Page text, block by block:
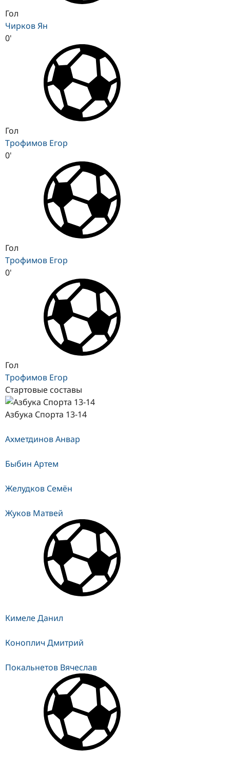
Гол
Чирков Ян
0'
Гол
Трофимов Егор
0'
Гол
Трофимов Егор
0'
Гол
Трофимов Егор
Стартовые составы
Азбука Спорта 13-14
Ахметдинов Анвар
Быбин Артем
Желудков Семён
Жуков Матвей
Кимеле Данил
Коноплич Дмитрий
Покальнетов Вячеслав